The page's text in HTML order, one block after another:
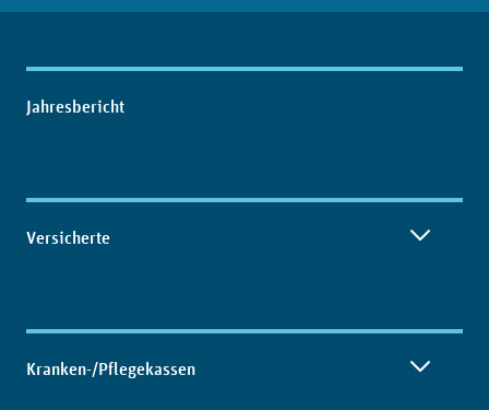
Inhaltsübersicht
Jahresbericht
Versicherte
Kranken-/Pflegekassen